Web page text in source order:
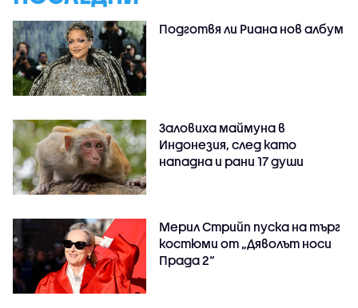
Подготвя ли Риана нов албум
Заловиха маймуна в
Индонезия, след като
нападна и рани 17 души
Мерил Стрийп пуска на търг
костюми от „Дяволът носи
Прада 2“